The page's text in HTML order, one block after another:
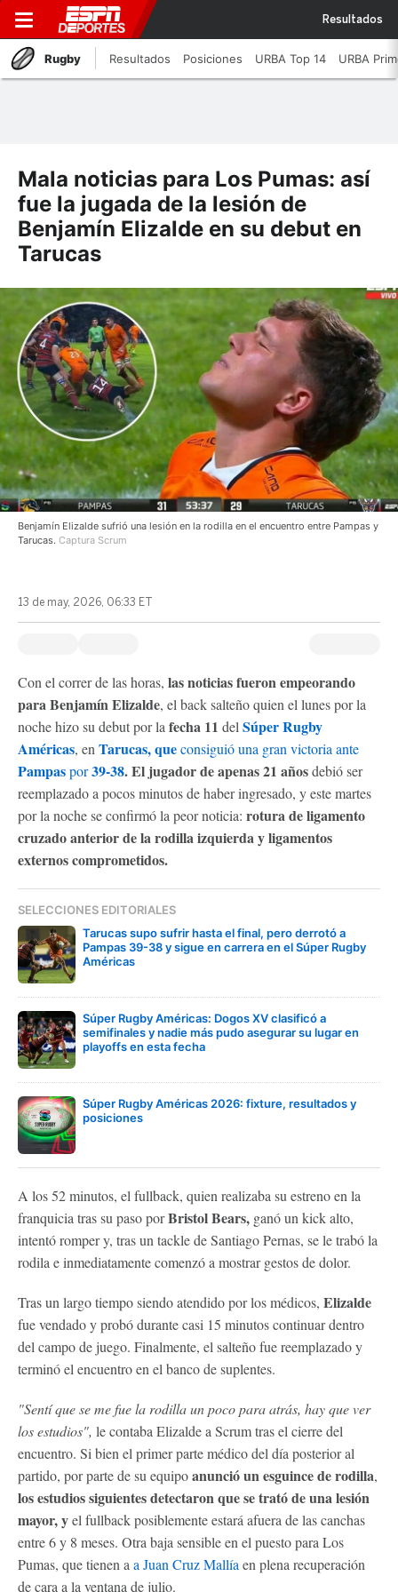
Resultados
Rugby Resultados Posiciones URBA Top 14 URBA
Mala noticias para Los Pumas: así
fue la jugada de la lesión de
Benjamín Elizalde en su debut en
Tarucas
Benjamín Elizalde sufrió una lesión en la rodilla en el encuentro entre Pampas y
Tarucas. Captura Scrum
13 de may, 2026, 06:33 ET
Con el correr de las horas, las noticias fueron empeorando
para Benjamín Elizalde, el back salteño quien el lunes por la
noche hizo su debut por la fecha 11 del Súper Rugby
Américas, en Tarucas, queconsiguió una gran victoria ante
Pampaspor39-38. El jugador de apenas 21 añosdebió ser
reemplazado a pocos minutos de haber ingresado, y este martes
por la noche se confirmó la peor noticia: rotura de ligamento
cruzado anterior de la rodilla izquierda y ligamentos
externos comprometidos.
SELECCIONES EDITORIALES
Tarucas supo sufrir hasta el final, pero derrotó a
Pampas 39-38 y sigue en carrera en el Súper Rugby
Américas
Súper Rugby Américas: Dogos XV clasificó a
semifinales y nadie más pudo asegurar su lugar en
playoffs en esta fecha
Súper Rugby Américas 2026: fixture, resultados y
posiciones
A los 52 minutos, el fullback, quien realizaba su estreno en la
franquicia tras su paso porBristol Bears, ganó un kick alto,
intentó romper y, tras un tackle de Santiago Pernas, se le trabó la
rodila e inmediatamente comenzó a mostrar gestos de dolor.
Tras un largo tiempo siendo atendido por los médicos, Elizalde
fue vendado y probó durante casi 15 minutos continuar dentro
del campo de juego. Finalmente, el salteño fue reemplazado y
terminó el encuentro en el banco de suplentes.
"Sentí que se me fue la rodilla un poco para atrás, hay que ver
los estudios", le contaba Elizalde a Scrum tras el cierre del
encuentro. Si bien el primer parte médico del día posterior al
partido, por parte de su equipoanunció un esguince de rodilla,
los estudios siguientes detectaron que se trató de una lesión
mayor, yel fullback posiblemente estará afuera de las canchas
entre 6 y 8 meses. Otra baja sensible en el puesto para Los
Pumas, que tienen a a Juan Cruz Mallía en plena recuperación
de cara a la ventana de julio.